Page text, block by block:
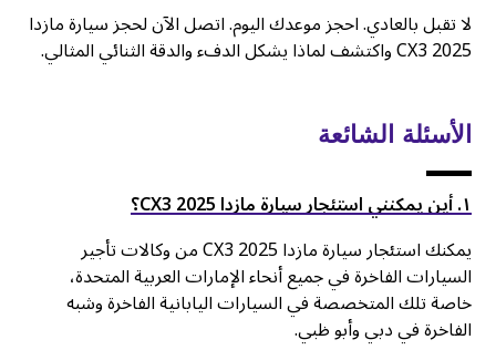
لا تقبل بالعادي. احجز موعدك اليوم. اتصل الآن لحجز سيارة مازدا
CX3 2025 واكتشف لماذا يشكل الدفء والدقة الثنائي المثالي.
الأسئلة الشائعة
۱. أين يمكنني استئجار سيارة مازدا CX3 2025؟
يمكنك استئجار سيارة مازدا CX3 2025 من وكالات تأجير
السيارات الفاخرة في جميع أنحاء الإمارات العربية المتحدة،
خاصة تلك المتخصصة في السيارات اليابانية الفاخرة وشبه
الفاخرة في دبي وأبو ظبي.